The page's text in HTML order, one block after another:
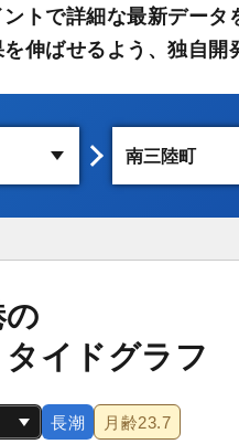
トで詳細な最新デー
伸ばせるよう、独自
イドグラフ
長潮 月齢23.7